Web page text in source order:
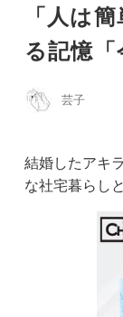
「人は
る記憶「
芸子
結婚したアキ
な社宅暮らし